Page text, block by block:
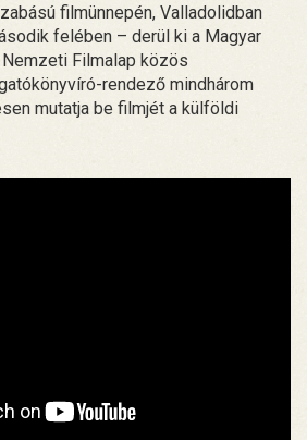
filmünnepén, Valladolidban
felében – derül ki a Magyar
Filmalap közös
rendező mindhárom
mutatja be filmjét a külföldi